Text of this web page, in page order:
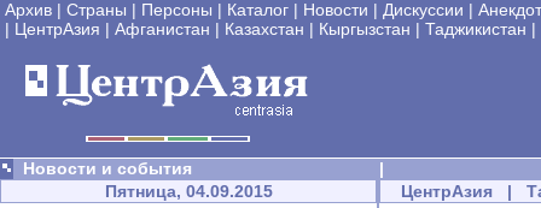
Архив | Страны | Персоны | Каталог | Новости | Дискуссии |
| ЦентрАзия | Афганистан | Казахстан | Кыргызстан | Таджикистан |
Новости и события
|
Пятница, 04.09.2015
ЦентрАзия |